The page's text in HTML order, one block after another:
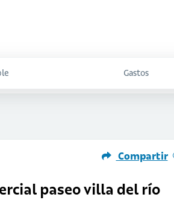
Gastos
Compartir
paseo villa del río